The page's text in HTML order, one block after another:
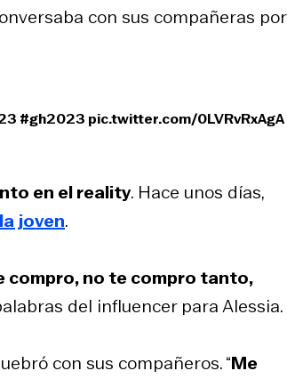
con sus compañeras por
#gh2023 pic.twitter.com/0LVRvRxAgA
en el reality. Hace unos días,
joven.
compro, no te compro tanto,
del influencer para Alessia.
con sus compañeros. “Me